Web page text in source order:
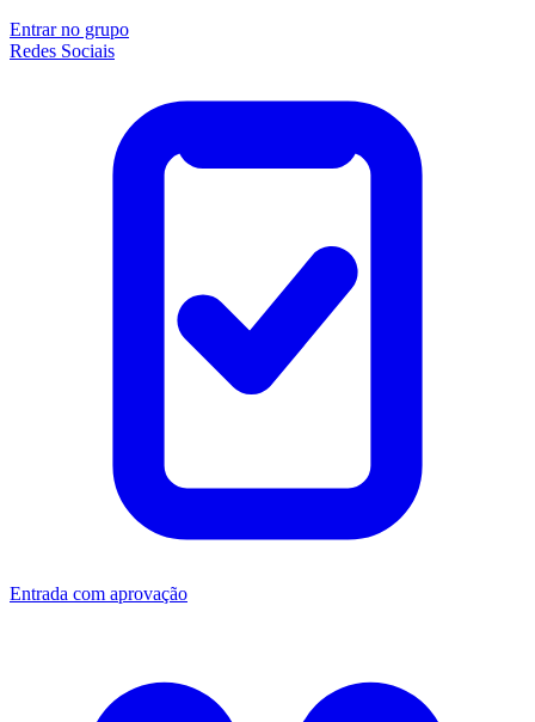
Entrar no grupo
Redes Sociais
Entrada com aprovação